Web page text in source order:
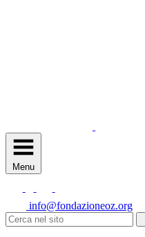
Menu
info@fondazioneoz.org